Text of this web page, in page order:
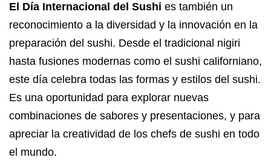
El Día Internacional del Sushi es también un
reconocimiento a la diversidad y la innovación en la
preparación del sushi. Desde el tradicional nigiri
hasta fusiones modernas como el sushi californiano,
este día celebra todas las formas y estilos del sushi.
Es una oportunidad para explorar nuevas
combinaciones de sabores y presentaciones, y para
apreciar la creatividad de los chefs de sushi en todo
el mundo.